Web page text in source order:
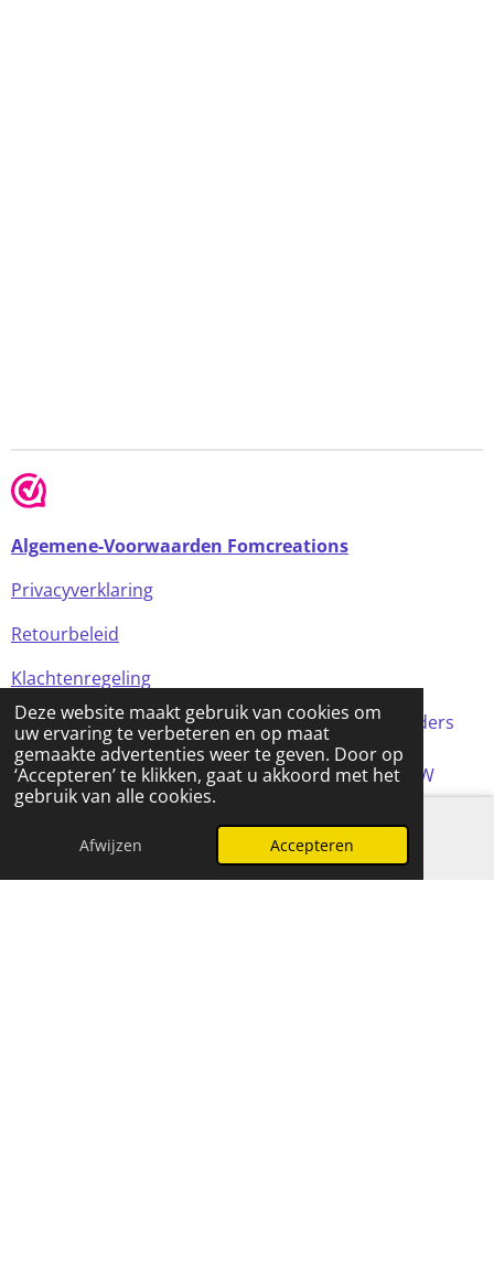
Deze website maakt gebruik van cookies om
uw ervaring te verbeteren en op maat
gemaakte advertenties weer te geven. Door op
‘Accepteren’ te klikken, gaat u akkoord met het
gebruik van alle cookies.
Afwijzen Accepteren
Algemene-Voorwaarden Fomcreations
Privacyverklaring
Retourbeleid
Klachtenregeling
Alle prijzen in de webshop zijn incl BTW (tenzij anders
aangegeven)
© 2024 FOMCreations, KvK Utrecht 70316023 . BTW
NL858256356B01
E-mailadres